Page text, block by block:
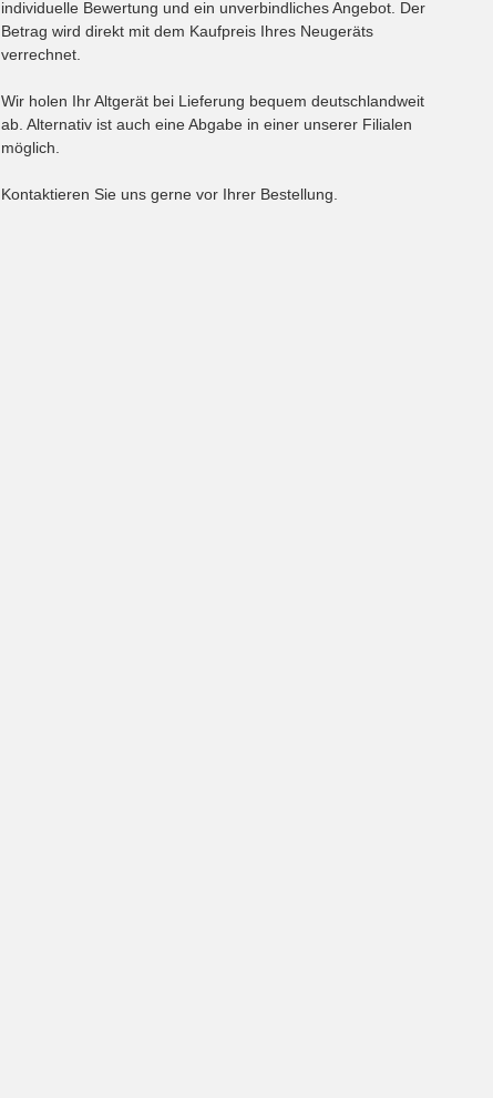
individuelle Bewertung und ein unverbindliches Angebot. Der
Betrag wird direkt mit dem Kaufpreis Ihres Neugeräts
verrechnet.
Wir holen Ihr Altgerät bei Lieferung bequem deutschlandweit
ab. Alternativ ist auch eine Abgabe in einer unserer Filialen
möglich.
Kontaktieren Sie uns gerne vor Ihrer Bestellung.